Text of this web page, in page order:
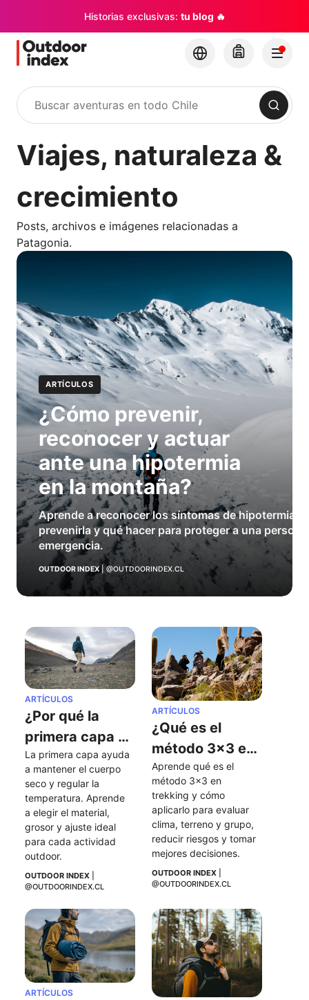
Historias exclusivas: tu blog 🔥
Buscar
Viajes, naturaleza &
crecimiento
Posts, archivos e imágenes relacionadas a
Patagonia.
ARTÍCULOS
¿Cómo prevenir,
reconocer y actuar
ante una hipotermia
en la montaña?
Aprende a reconocer los síntomas de hipotermia
prevenirla y qué hacer para proteger a una
emergencia.
OUTDOOR INDEX| @OUTDOORINDEX.CL
ARTÍCULOS
¿Por qué la
primera capa
es tan
importante en
las actividades
al aire libre?
La primera capa ayuda
a mantener el cuerpo
seco y regular la
temperatura. Aprende
a elegir el material,
grosor y ajuste ideal
para cada actividad
outdoor.
OUTDOOR INDEX
@OUTDOORINDEX.CL
ARTÍCULOS
¿Qué es el
método 3x3 en
trekking y por
qué deberías
aplicarlo?
Aprende qué es el
método 3x3 en
trekking y cómo
aplicarlo para evaluar
clima, terreno y grupo,
reducir riesgos y tomar
mejores decisiones.
OUTDOOR INDEX
@OUTDOORINDEX.CL
ARTÍCULOS